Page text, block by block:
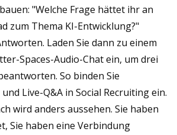
"Welche Frage hättet ihr an
zum Thema KI-Entwicklung?"
Laden Sie dann zu einem
Spaces-Audio-Chat ein, um drei
So binden Sie
Live-Q&A in Social Recruiting ein.
wird anders aussehen. Sie haben
Sie haben eine Verbindung